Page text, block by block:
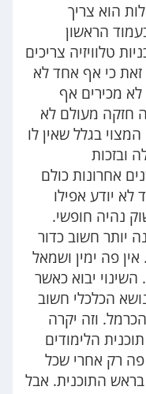
הוא צריך
הראשון
תוכניות טלוויזיה צריכים
זאת כי אף אחד לא
מכירים אף
חזקה מעולם לא
בגלל שאין לו
ובזכות
ומונופול של 70 שנים אחרונות כולם
פי 3 ואף אחד לא יודע אפילו
נהיה חופשי.
יותר חשוב כדור
פה ימין ושמאל
יבוא כאשר
הכלכלי חשוב
וזה יקרה
הלימודים
רק אחרי שכל
התוכנית. אבל